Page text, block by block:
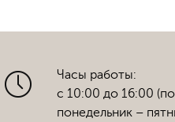
Часы работы:
с 10:00 до 16:00
понедельник –